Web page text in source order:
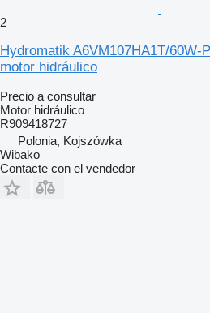
2
Hydromatik A6VM107HA1T/60W-
motor hidráulico
Precio a consultar
Motor hidráulico
R909418727
Polonia, Kojszówka
Wibako
Contacte con el vendedor